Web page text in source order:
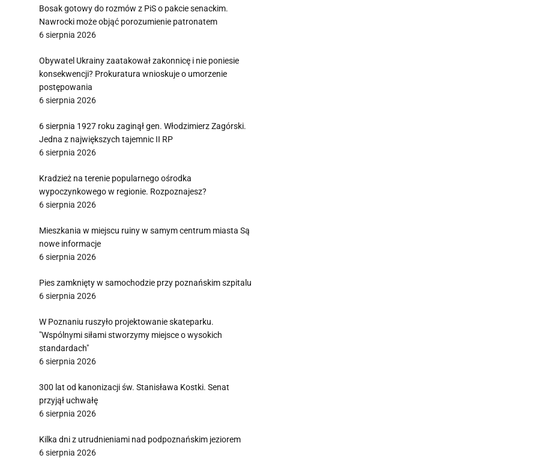
Bosak gotowy do rozmów z PiS o pakcie senackim.
Nawrocki może objąć porozumienie patronatem
6 sierpnia 2026
Obywatel Ukrainy zaatakował zakonnicę i nie poniesie
konsekwencji? Prokuratura wnioskuje o umorzenie
postępowania
6 sierpnia 2026
6 sierpnia 1927 roku zaginął gen. Włodzimierz Zagórski.
Jedna z największych tajemnic II RP
6 sierpnia 2026
Kradzież na terenie popularnego ośrodka
wypoczynkowego w regionie. Rozpoznajesz?
6 sierpnia 2026
Mieszkania w miejscu ruiny w samym centrum miasta Są
nowe informacje
6 sierpnia 2026
Pies zamknięty w samochodzie przy poznańskim szpitalu
6 sierpnia 2026
W Poznaniu ruszyło projektowanie skateparku.
"Wspólnymi siłami stworzymy miejsce o wysokich
standardach"
6 sierpnia 2026
300 lat od kanonizacji św. Stanisława Kostki. Senat
przyjął uchwałę
6 sierpnia 2026
Kilka dni z utrudnieniami nad podpoznańskim jeziorem
6 sierpnia 2026